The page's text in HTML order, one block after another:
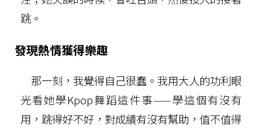
跳。
發現熱情獲得樂趣
那一刻，我覺得自己很蠢。我用大人的功利眼
光看她學Kpop舞蹈這件事——學這個有沒有
用，跳得好不好，對成績有沒有幫助，值不值得